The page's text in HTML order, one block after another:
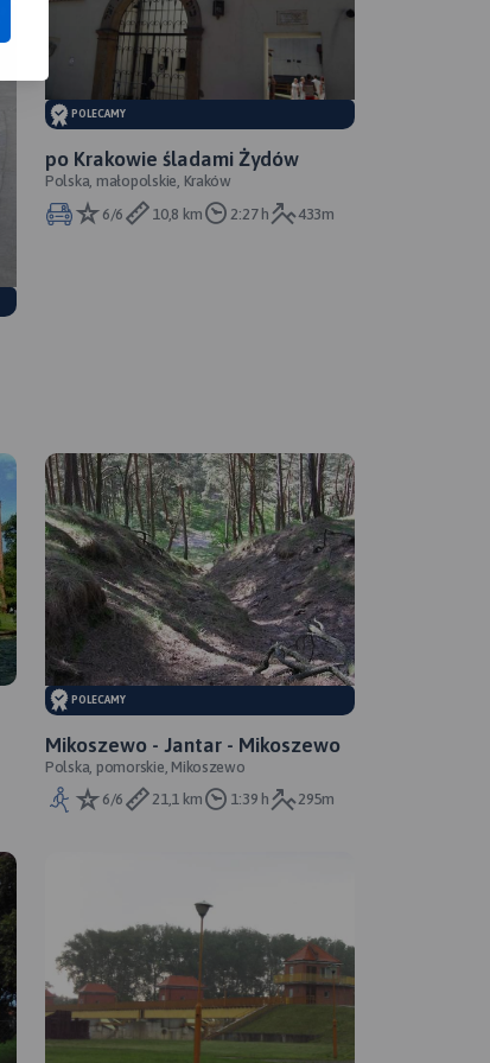
POLECAMY
po Krakowie śladami Żydów
Polska, małopolskie, Kraków
6/6
10,8 km 2:27 h 433m
POLECAMY
Mikoszewo - Jantar - Mikoszewo
Polska, pomorskie, Mikoszewo
6/6
21,1 km 1:39 h 295m